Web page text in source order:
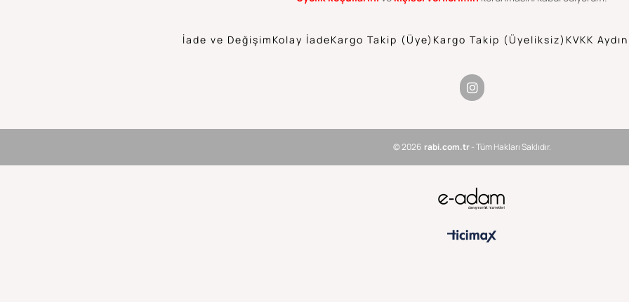
İade ve Değişim Kolay İadeKargo Takip (Üye) Kargo Takip (Üyeliksiz) KVKK
© 2026 rabi.com.tr- Tüm Hakları Saklıdır.